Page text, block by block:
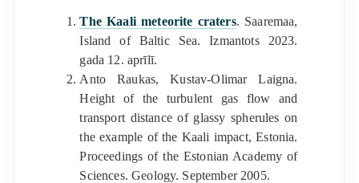
The Kaali meteorite craters. Saaremaa,
Island of Baltic Sea. Izmantots 2023.
gada 12. aprīlī.
Anto Raukas, Kustav-Olimar Laigna.
Height of the turbulent gas flow and
transport distance of glassy spherules on
the example of the Kaali impact, Estonia.
Proceedings of the Estonian Academy of
Sciences. Geology. September 2005.